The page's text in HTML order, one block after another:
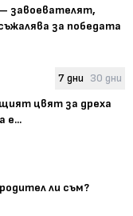
завоевателят,
за победата
7 дни 30 дни
цвят за дреха
е...
ли съм?